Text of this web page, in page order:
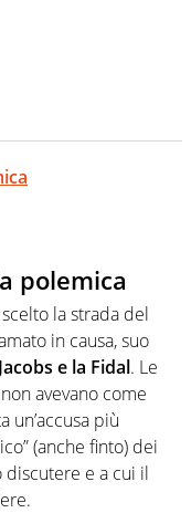
polemica
la strada del
in causa, suo
e la Fidal. Le
avevano come
un’accusa più
(anche finto) dei
e a cui il